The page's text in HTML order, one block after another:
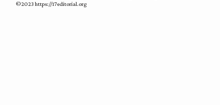
©2023 https://17editorial.org